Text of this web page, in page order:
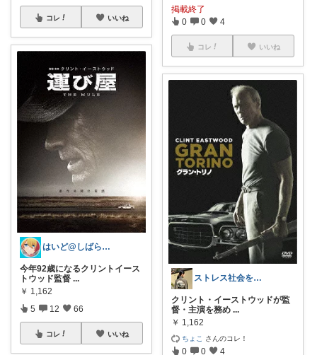
コレ いいね
はいど@しばらくお休みします！
今年92歳になるクリントイース
トウッド監督 ...
￥ 1,162
5 12 66
コレ いいね
掲載終了
0 0 4
コレ いいね
ストレス社会を生きる人のための癒しグルメ
クリント・イーストウッドが監
督・主演を務め ...
￥ 1,162
ちょこ さんのコレ！
0 0 4